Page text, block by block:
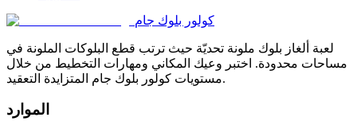
كولور بلوك جام
لعبة ألغاز بلوك ملونة تحديّة حيث ترتب قطع البلوكات الملونة في
مساحات محدودة. اختبر وعيك المكاني ومهارات التخطيط من خلال
مستويات كولور بلوك جام المتزايدة التعقيد.
الموارد